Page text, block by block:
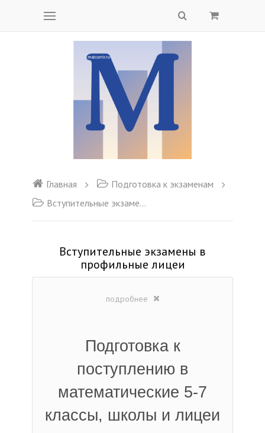
Главная
Подготовка к экзаменам
Вступительные экзамены в профильные лицеи
Вступительные экзамены в
профильные лицеи
подробнее
Подготовка к
поступлению в
математические 5-7
классы, школы и лицеи